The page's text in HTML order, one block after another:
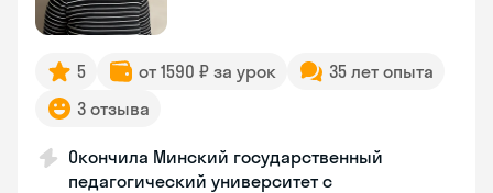
5 от 1590 ₽ за урок
35 лет опыта
3 отзыва
Окончила Минский государственный
педагогический университет с